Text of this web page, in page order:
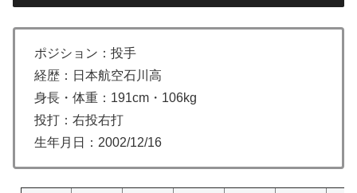
ポジション：投手
経歴：日本航空石川高
身長・体重：191cm・106kg
投打：右投右打
生年月日：2002/12/16